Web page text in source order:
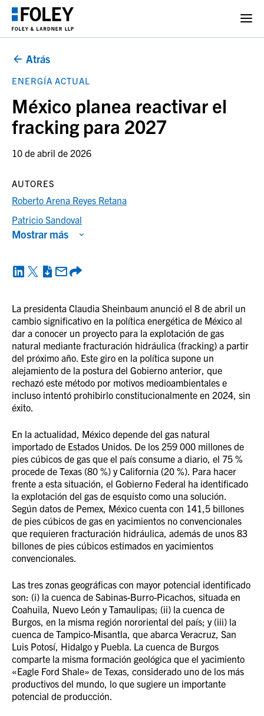
Atrás
ENERGÍA ACTUAL
México planea reactivar el
fracking para 2027
10 de abril de 2026
La presidenta Claudia Sheinbaum anunció el 8 de abril un
cambio significativo en la política energética de México al
dar a conocer un proyecto para la explotación de gas
natural mediante fracturación hidráulica (fracking) a partir
del próximo año. Este giro en la política supone un
alejamiento de la postura del Gobierno anterior, que
rechazó este método por motivos medioambientales e
incluso intentó prohibirlo constitucionalmente en 2024, sin
éxito.
En la actualidad, México depende del gas natural
importado de Estados Unidos. De los 259 000 millones de
pies cúbicos de gas que el país consume a diario, el 75 %
procede de Texas (80 %) y California (20 %). Para hacer
frente a esta situación, el Gobierno Federal ha identificado
la explotación del gas de esquisto como una solución.
Según datos de Pemex, México cuenta con 141,5 billones
de pies cúbicos de gas en yacimientos no convencionales
que requieren fracturación hidráulica, además de unos 83
billones de pies cúbicos estimados en yacimientos
convencionales.
Las tres zonas geográficas con mayor potencial identificado
son: (i) la cuenca de Sabinas-Burro-Picachos, situada en
Coahuila, Nuevo León y Tamaulipas; (ii) la cuenca de
Burgos, en la misma región nororiental del país; y (iii) la
cuenca de Tampico-Misantla, que abarca Veracruz, San
Luis Potosí, Hidalgo y Puebla. La cuenca de Burgos
comparte la misma formación geológica que el yacimiento
«Eagle Ford Shale» de Texas, considerado uno de los más
productivos del mundo, lo que sugiere un importante
potencial de producción.
AUTORES
Roberto Arena Reyes Retana
Patricio Sandoval
Mostrar más